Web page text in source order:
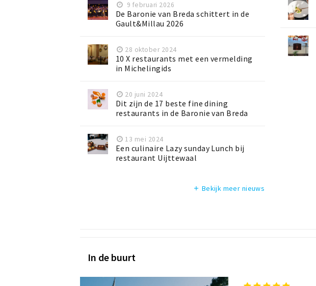
9 februari 2026
De Baronie van Breda schittert in de
Gault&Millau 2026
28 oktober 2024
10 X restaurants met een vermelding
in Michelingids
20 juni 2024
Dit zijn de 17 beste fine dining
restaurants in de Baronie van Breda
13 mei 2024
Een culinaire Lazy sunday Lunch bij
restaurant Uijttewaal
add Bekijk meer nieuws
In de buurt